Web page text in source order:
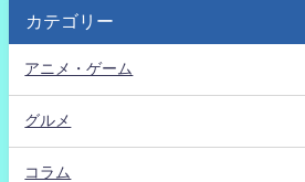
カテゴリー
アニメ・ゲーム
グルメ
コラム